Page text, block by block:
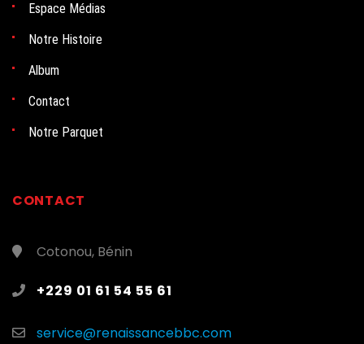
Espace Médias
Notre Histoire
Album
Contact
Notre Parquet
CONTACT
Cotonou, Bénin
+229 01 61 54 55 61
service@renaissancebbc.com